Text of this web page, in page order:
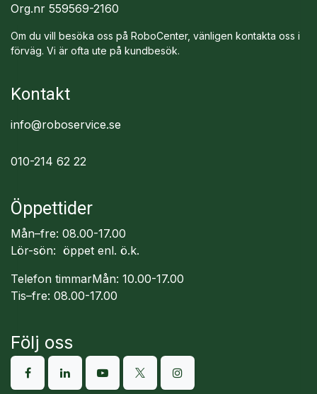
Org.nr 559569-2160
Om du vill besöka oss på RoboCenter, vänligen kontakta oss i
förväg. Vi är ofta ute på kundbesök.
Kontakt
info@roboservice.se
010-214 62 22
Öppettider
Mån–fre: 08.00-17.00
Lör-sön: öppet enl. ö.k.
Telefon timmarMån: 10.00-17.00
Tis–fre: 08.00-17.00
Följ oss